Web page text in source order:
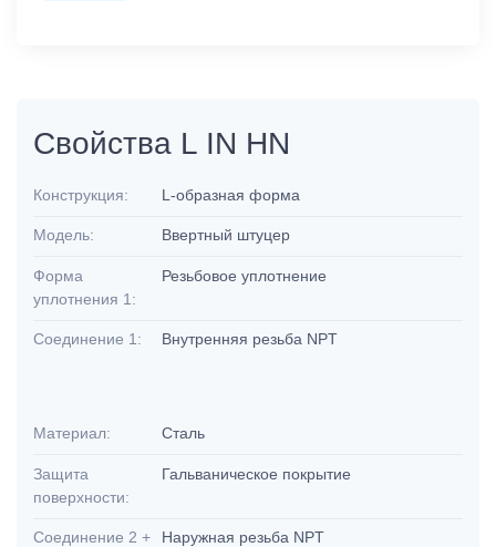
Свойства L IN HN
Конструкция: L-образная форма
Модель: Ввертный штуцер
Форма
уплотнения 1:
Резьбовое уплотнение
Соединение 1: Внутренняя резьба NPT
Материал: Сталь
Защита
поверхности:
Гальваническое покрытие
Соединение 2 +
Наружная резьба NPT